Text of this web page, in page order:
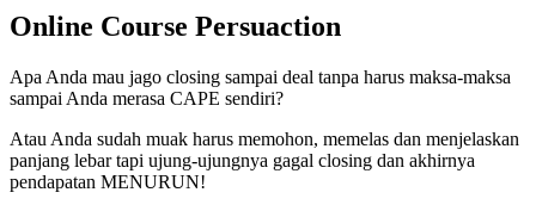
Online Course Persuaction
Apa Anda mau jago closing sampai deal tanpa harus maksa-maksa
sampai Anda merasa CAPE sendiri?
Atau Anda sudah muak harus memohon, memelas dan menjelaskan
panjang lebar tapi ujung-ujungnya gagal closing dan akhirnya
pendapatan MENURUN!